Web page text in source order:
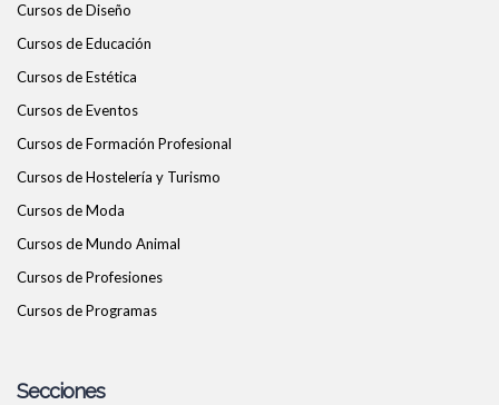
Cursos de Diseño
Cursos de Educación
Cursos de Estética
Cursos de Eventos
Cursos de Formación Profesional
Cursos de Hostelería y Turismo
Cursos de Moda
Cursos de Mundo Animal
Cursos de Profesiones
Cursos de Programas
Secciones